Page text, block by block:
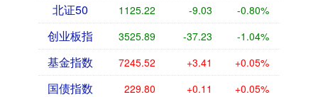
北证50 1125.22 -9.03 -0.80%
创业板指 3525.89 -37.23 -1.04%
基金指数 7245.52 +3.41 +0.05%
国债指数 229.80 +0.11 +0.05%